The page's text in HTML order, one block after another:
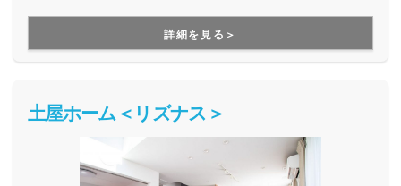
詳細を見る＞
土屋ホーム＜リズナス＞